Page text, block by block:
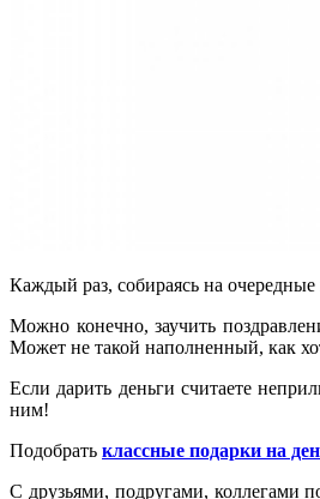
Каждый раз, собираясь на
Можно конечно, заучить
Может не такой наполненный, как
Если дарить деньги считаете
ним!
Подобрать классные подарки на
С друзьями, подругами, коллегами